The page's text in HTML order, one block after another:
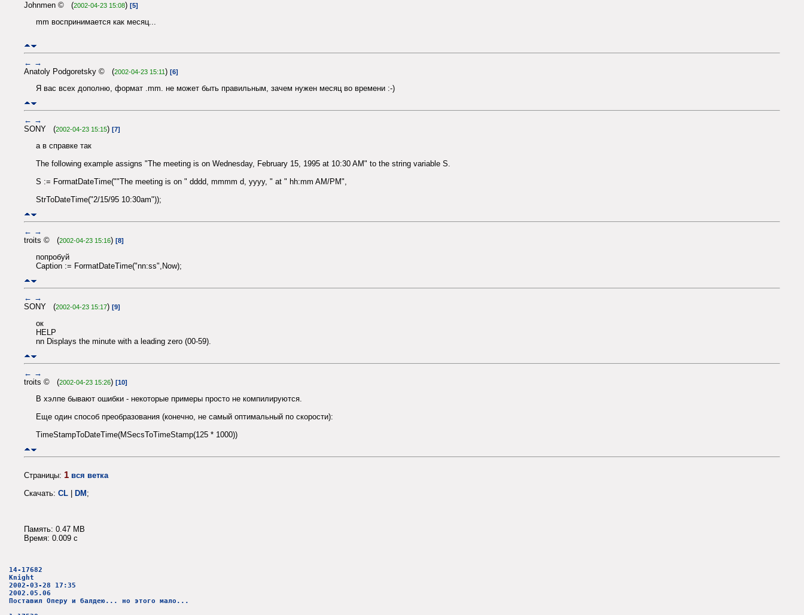
Johnmen © (2002-04-23 15:08) [5]
mm воспринимается как месяц...
← →
Anatoly Podgoretsky © (2002-04-23 15:11) [6]
Я вас всех дополню, формат .mm. не может быть правильным, зачем нужен месяц во времени :-)
← →
SONY (2002-04-23 15:15) [7]
а в справке так
The following example assigns "The meeting is on Wednesday, February 15, 1995 at 10:30 AM" to the string variable S.
S := FormatDateTime(""The meeting is on " dddd, mmmm d, yyyy, " at " hh:mm AM/PM",
StrToDateTime("2/15/95 10:30am"));
← →
troits © (2002-04-23 15:16) [8]
попробуй
Caption := FormatDateTime("nn:ss",Now);
← →
SONY (2002-04-23 15:17) [9]
ок
HELP
nn Displays the minute with a leading zero (00-59).
← →
troits © (2002-04-23 15:26) [10]
В хэлпе бывают ошибки - некоторые примеры просто не компилируются.
Еще один способ преобразования (конечно, не самый оптимальный по скорости):
TimeStampToDateTime(MSecsToTimeStamp(125 * 1000))
Страницы: 1 вся ветка
Скачать: CL DM ;
Память: 0.47 MB
Время: 0.009 c
14-17682
Knight
2002-03-28 17:35
2002.05.06
Поставил Оперу и балдею... но этого мало...